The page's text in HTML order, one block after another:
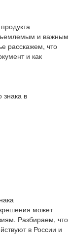
и важным
расскажем, что
и как
может
Разбираем, что
в России и